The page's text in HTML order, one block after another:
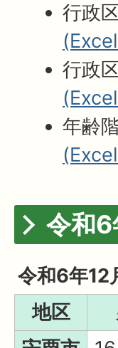
行政
行政
年齢
令和6
令和6年12
地区